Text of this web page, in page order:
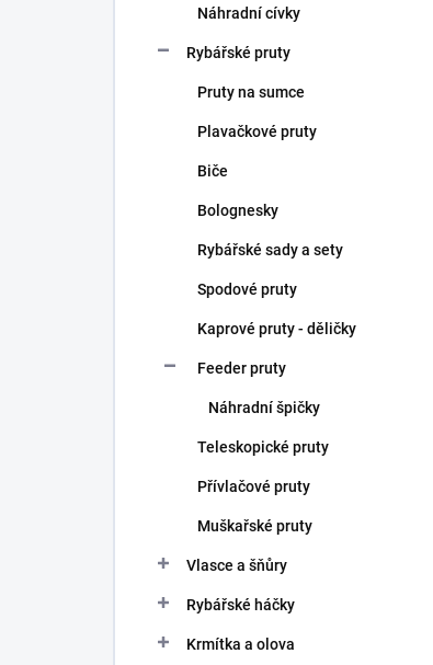
Náhradní cívky
Rybářské pruty
Pruty na sumce
Plavačkové pruty
Biče
Bolognesky
Rybářské sady a sety
Spodové pruty
Kaprové pruty - děličky
Feeder pruty
Náhradní špičky
Teleskopické pruty
Přívlačové pruty
Muškařské pruty
Vlasce a šňůry
Rybářské háčky
Krmítka a olova